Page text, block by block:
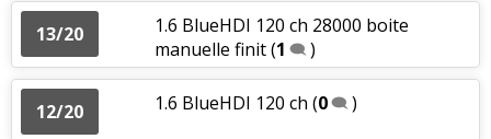
13/20
1.6 BlueHDI 120 ch 28000 boite
manuelle finit(1 )
12/20 1.6 BlueHDI 120 ch (0 )